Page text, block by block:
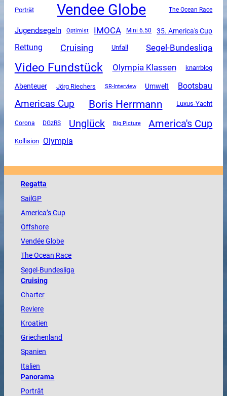
Porträt Vendee Globe The Ocean Race
Jugendsegeln Optimist IMOCA Mini 6.50 35. America's Cup
Rettung Cruising Unfall Segel-Bundesliga
Video Fundstück Olympia Klassen knarrblog
Abenteuer Jörg Riechers SR-Interview Umwelt Bootsbau
Americas Cup Boris Herrmann Luxus-Yacht
Corona DGzRS Unglück Big Picture America's Cup
Kollision Olympia
Regatta
SailGP
America’s Cup
Offshore
VendéeGlobe
TheOcean Race
Segel-Bundesliga
Cruising
Charter
Reviere
Kroatien
Griechenland
Spanien
Italien
Panorama
Porträt